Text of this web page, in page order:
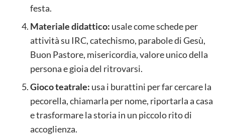
festa.
Materiale didattico: usale come schede per
attività su IRC, catechismo, parabole di Gesù,
Buon Pastore, misericordia, valore unico della
persona e gioia del ritrovarsi.
Gioco teatrale: usa i burattini per far cercare la
pecorella, chiamarla per nome, riportarla a casa
e trasformare la storia in un piccolo rito di
accoglienza.